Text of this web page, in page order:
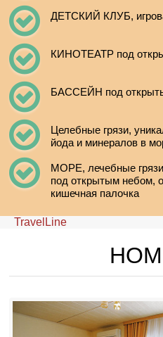
ДЕТСКИЙ КЛУБ,
КИНОТЕАТР под
БАССЕЙН под
Целебные грязи,
йода и минералов в
МОРЕ, лечебные
под открытым небом,
кишечная палочка
TravelLine